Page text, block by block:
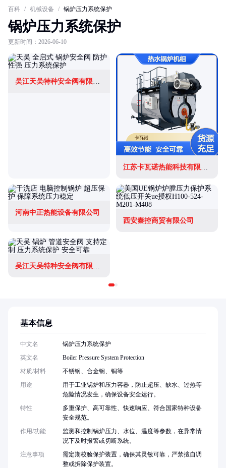
百科 / 机械设备 / 锅炉压力系统保护
锅炉压力系统保护
更新时间：2026-06-10
吴江天吴特种安全阀有限公司
江苏卡瓦诺热能科技有限公司佛山市分公司
河南中正热能设备有限公司
西安秦控商贸有限公司
吴江天吴特种安全阀有限公司
基本信息
中文名
锅炉压力系统保护
英文名
Boiler Pressure System Protection
材质/材料
不锈钢、合金钢、铜等
用途
用于工业锅炉和压力容器，防止超压、缺水、过热等
危险情况发生，确保设备安全运行。
特性
多重保护、高可靠性、快速响应、符合国家特种设备
安全规范。
作用/功能
监测和控制锅炉压力、水位、温度等参数，在异常情
况下及时报警或切断系统。
注意事项
需定期校验保护装置，确保其灵敏可靠，严禁擅自调
整或拆除保护装置。